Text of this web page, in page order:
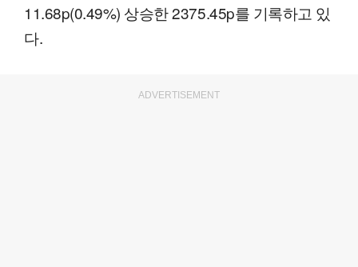
11.68p(0.49%) 상승한 2375.45p를 기록하고 있
다.
ADVERTISEMENT